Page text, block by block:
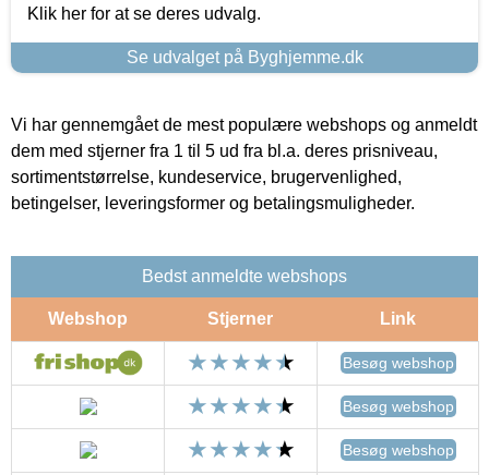
Klik her for at se deres udvalg.
Se udvalget på Byghjemme.dk
Vi har gennemgået de mest populære webshops og anmeldt
dem med stjerner fra 1 til 5 ud fra bl.a. deres prisniveau,
sortimentstørrelse, kundeservice, brugervenlighed,
betingelser, leveringsformer og betalingsmuligheder.
Bedst anmeldte webshops
Webshop Stjerner Link
Besøg webshop
Besøg webshop
Besøg webshop